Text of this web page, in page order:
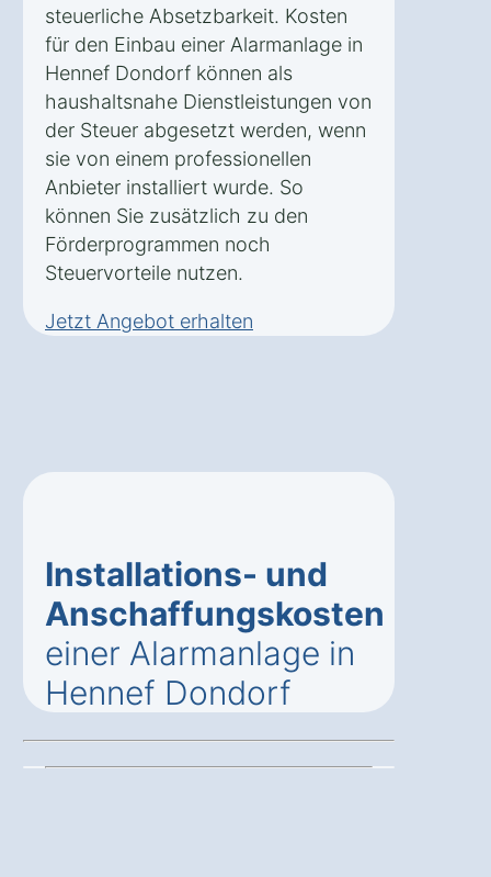
steuerliche Absetzbarkeit. Kosten
für den Einbau einer Alarmanlage in
Hennef Dondorf können als
haushaltsnahe Dienstleistungen von
der Steuer abgesetzt werden, wenn
sie von einem professionellen
Anbieter installiert wurde. So
können Sie zusätzlich zu den
Förderprogrammen noch
Steuervorteile nutzen.
Jetzt Angebot erhalten
Installations- und
Anschaffungskosten
einer Alarmanlage in
Hennef Dondorf